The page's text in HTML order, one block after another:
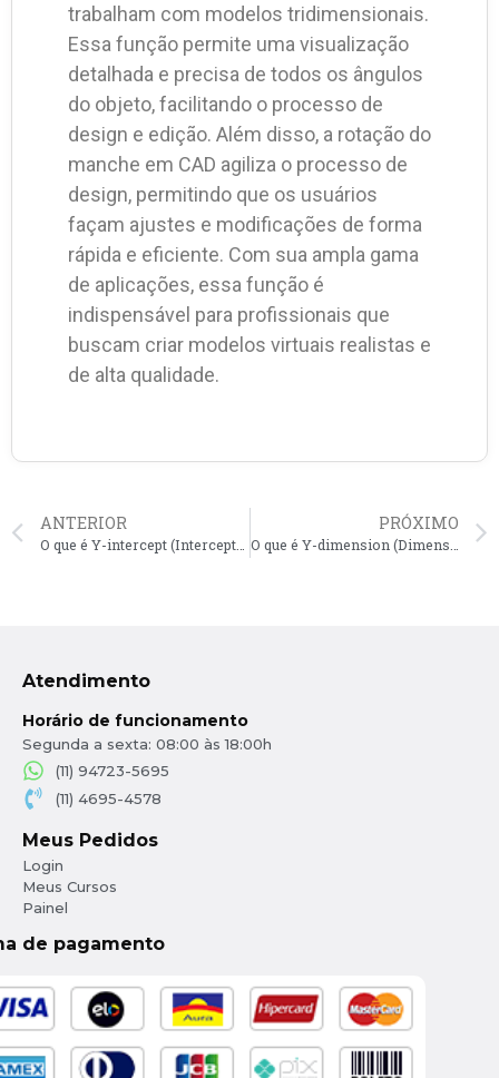
trabalham com modelos tridimensionais.
Essa função permite uma visualização
detalhada e precisa de todos os ângulos
do objeto, facilitando o processo de
design e edição. Além disso, a rotação do
manche em CAD agiliza o processo de
design, permitindo que os usuários
façam ajustes e modificações de forma
rápida e eficiente. Com sua ampla gama
de aplicações, essa função é
indispensável para profissionais que
buscam criar modelos virtuais realistas e
de alta qualidade.
ANTERIOR
O que é Y-intercept (Interceptação no Eixo Y) em CAD?
PRÓXIMO
O que é Y-dimension (Dimensão Y) em CAD?
Atendimento
Horário de funcionamento
Segunda a sexta: 08:00 às 18:00h
(11) 94723-5695
(11) 4695-4578
Meus Pedidos
Login
Meus Cursos
Painel
de pagamento